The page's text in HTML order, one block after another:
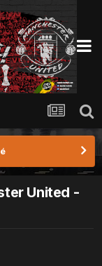
United -